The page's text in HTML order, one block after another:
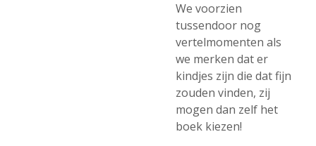
We voorzien
tussendoor nog
vertelmomenten als
we merken dat er
kindjes zijn die dat fijn
zouden vinden, zij
mogen dan zelf het
boek kiezen!